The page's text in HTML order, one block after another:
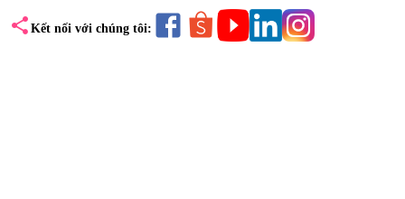
share Kết nối với chúng tôi: